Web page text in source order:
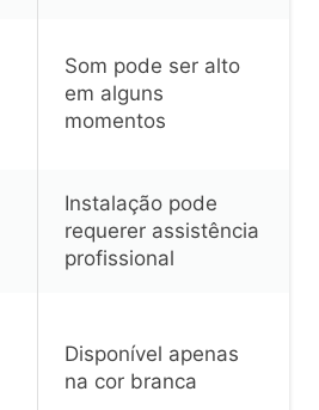
Som pode ser alto
em alguns
momentos
Instalação pode
requerer assistência
profissional
Disponível apenas
na cor branca